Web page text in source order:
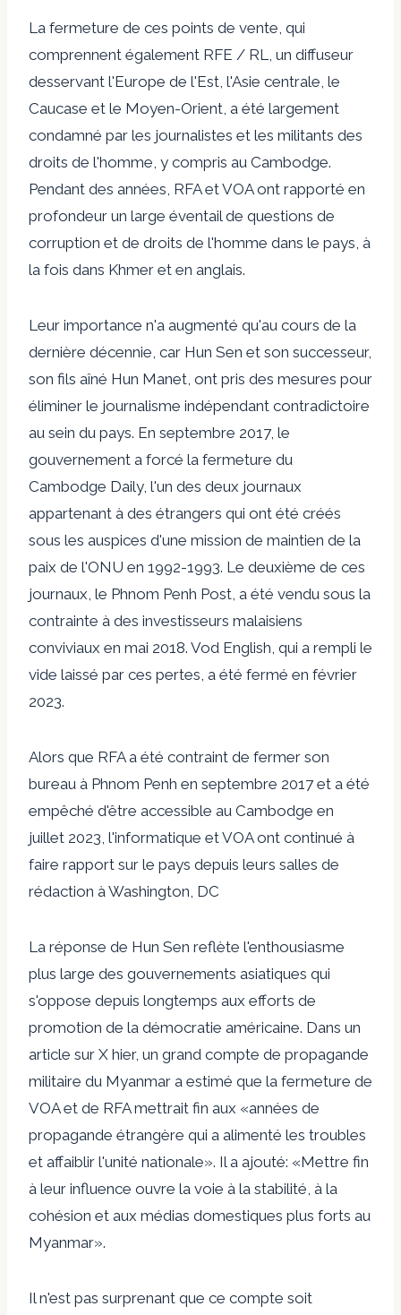
La fermeture de ces points de vente, qui
comprennent également RFE / RL, un diffuseur
desservant l'Europe de l'Est, l'Asie centrale, le
Caucase et le Moyen-Orient, a été largement
condamné par les journalistes et les militants des
droits de l'homme, y compris au Cambodge.
Pendant des années, RFA et VOA ont rapporté en
profondeur un large éventail de questions de
corruption et de droits de l'homme dans le pays, à
la fois dans Khmer et en anglais.
Leur importance n'a augmenté qu'au cours de la
dernière décennie, car Hun Sen et son successeur,
son fils aîné Hun Manet, ont pris des mesures pour
éliminer le journalisme indépendant contradictoire
au sein du pays. En septembre 2017, le
gouvernement a forcé la fermeture du
Cambodge Daily, l'un des deux journaux
appartenant à des étrangers qui ont été créés
sous les auspices d'une mission de maintien de la
paix de l'ONU en 1992-1993. Le deuxième de ces
journaux, le Phnom Penh Post, a été vendu sous la
contrainte à des investisseurs malaisiens
conviviaux en mai 2018. Vod English, qui a rempli le
vide laissé par ces pertes, a été fermé en février
2023.
Alors que RFA a été contraint de fermer son
bureau à Phnom Penh en septembre 2017 et a été
empêché d'être accessible au Cambodge en
juillet 2023, l'informatique et VOA ont continué à
faire rapport sur le pays depuis leurs salles de
rédaction à Washington, DC
La réponse de Hun Sen reflète l'enthousiasme
plus large des gouvernements asiatiques qui
s'oppose depuis longtemps aux efforts de
promotion de la démocratie américaine. Dans un
article sur X hier, un grand compte de propagande
militaire du Myanmar a estimé que la fermeture de
VOA et de RFA mettrait fin aux «années de
propagande étrangère qui a alimenté les troubles
et affaiblir l'unité nationale». Il a ajouté: «Mettre fin
à leur influence ouvre la voie à la stabilité, à la
cohésion et aux médias domestiques plus forts au
Myanmar».
Il n'est pas surprenant que ce compte soit